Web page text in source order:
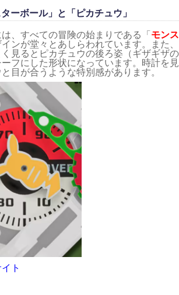
ーボール」と「ピカチュウ」
、すべての冒険の始まりである「 モンス
ンが堂々とあしらわれています。また、
見るとピカチュウの後ろ姿（ギザギザの
フにした形状になっています。時計を見
目が合うような特別感があります。
ト